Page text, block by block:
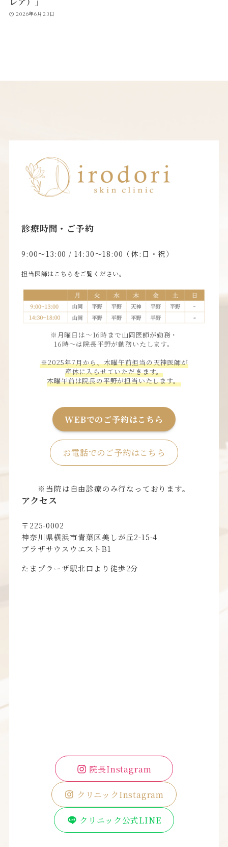
2026年6月23日
診療時間・ご予約
9:00〜13:00 / 14:30〜18:00（休:日・祝）
担当医師はこちらをご覧ください。
※月曜日は〜16時まで山岡医師が勤務・
16時〜は院長平野が勤務いたします。
※2025年7月から、木曜午前担当の天神医師が
産休に入らせていただきます。
木曜午前は院長の平野が担当いたします。
WEBでのご予約はこちら
お電話でのご予約はこちら
※当院は自由診療のみ行なっております。
アクセス
〒225-0002
神奈川県横浜市青葉区美しが丘2-15-4
プラザサウスウエストB1
たまプラーザ駅北口より徒歩2分
院長Instagram
クリニックInstagram
クリニック公式LINE